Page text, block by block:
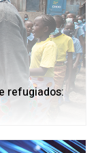
refugiados: